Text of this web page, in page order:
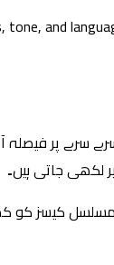
and
سرے پر
لکھی جاتی ہیں۔